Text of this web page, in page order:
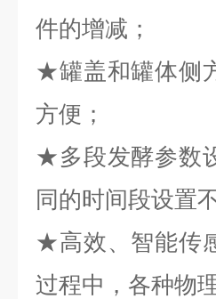
件的增减；
★罐盖和罐体侧
方便；
★多段发酵参数
同的时间段设置
★高效、智能传
过程中，各种物